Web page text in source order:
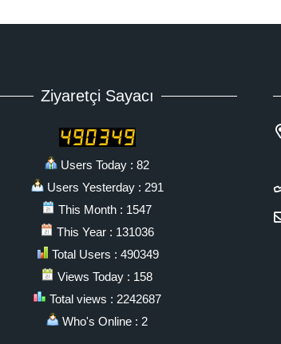
Ziyaretçi Sayacı
Users Today : 82
Users Yesterday : 291
This Month : 1547
This Year : 131036
Total Users : 490349
Views Today : 158
Total views : 2242687
Who's Online : 2